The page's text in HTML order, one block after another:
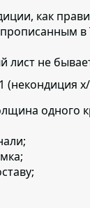
как
в
лист не
х/
одного